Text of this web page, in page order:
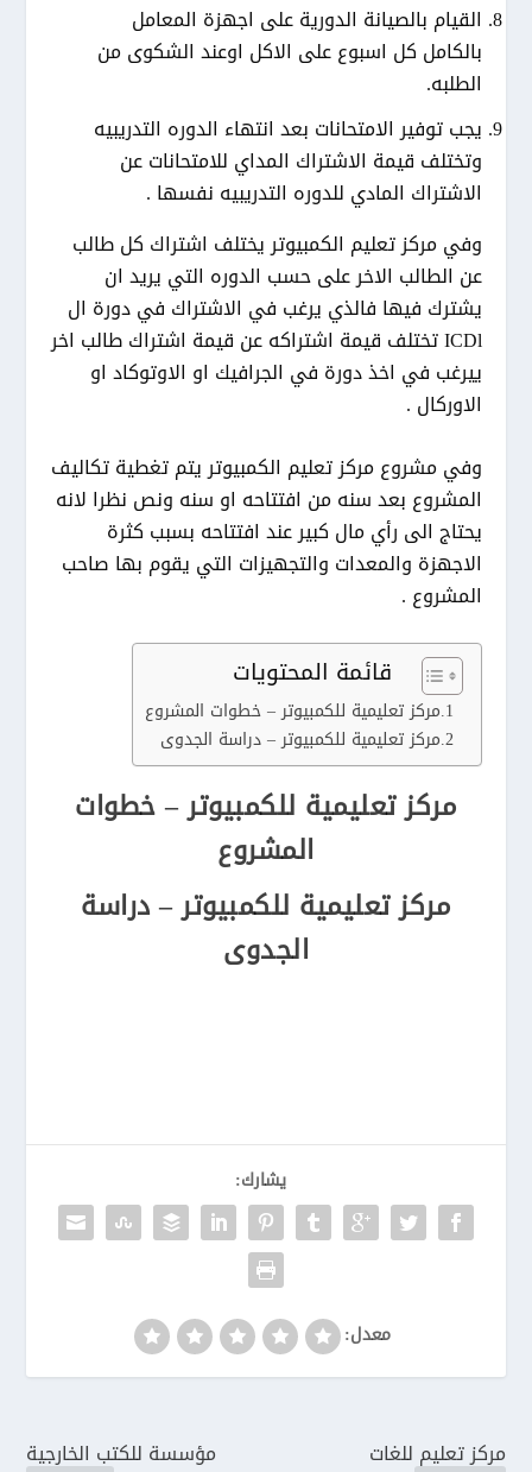
القيام بالصيانة الدورية على اجهزة المعامل
بالكامل كل اسبوع على الاكل اوعند الشكوى من
الطلبه.
يجب توفير الامتحانات بعد انتهاء الدوره التدريبيه
وتختلف قيمة الاشتراك المداي للامتحانات عن
الاشتراك المادي للدوره التدريبيه نفسها .
وفي مركز تعليم الكمبيوتر يختلف اشتراك كل طالب
عن الطالب الاخر على حسب الدوره التي يريد ان
يشترك فيها فالذي يرغب في الاشتراك في دورة ال
ICDl تختلف قيمة اشتراكه عن قيمة اشتراك طالب اخر
ييرغب في اخذ دورة في الجرافيك او الاوتوكاد او
الاوركال .
وفي مشروع مركز تعليم الكمبيوتر يتم تغطية تكاليف
المشروع بعد سنه من افتتاحه او سنه ونص نظرا لانه
يحتاج الى رأي مال كبير عند افتتاحه بسبب كثرة
الاجهزة والمعدات والتجهيزات التي يقوم بها صاحب
المشروع .
قائمة المحتويات
مركز تعليمية للكمبيوتر – خطوات المشروع
مركز تعليمية للكمبيوتر – دراسة الجدوى
مركز تعليمية للكمبيوتر – خطوات
المشروع
مركز تعليمية للكمبيوتر – دراسة
الجدوى
يشارك:
معدل:
مؤسسة للكتب الخارجية مركز تعليم للغات